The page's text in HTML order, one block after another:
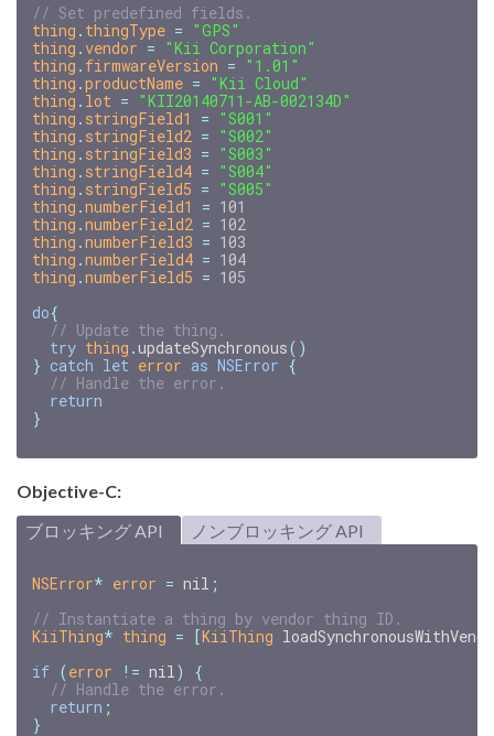
// Set predefined fields.
thing . thingType = "GPS"
thing . vendor = "Kii Corporation"
thing . firmwareVersion = "1.01"
thing .productName = "Kii Cloud"
thing . lot = "KII20140711-AB-002134D"
thing . stringField1 = "S001"
thing . stringField2 = "S002"
thing . stringField3 = "S003"
thing . stringField4 = "S004"
thing . stringField5 = "S005"
thing .numberField1 = 101
thing .numberField2 = 102
thing .numberField3 = 103
thing .numberField4 = 104
thing .numberField5 = 105
do{
// Update the thing.
try thing .updateSynchronous()
} catch let error as NSError {
// Handle the error.
return
}
Objective-C:
ブロッキング API
ノンブロッキング API
NSError* error = nil ;
KiiThing* thing = [KiiThing
if (error != nil )
{
return ;
}